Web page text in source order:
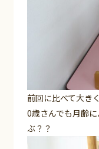
前回に比べて大き
0歳さんでも月齢
ぶ？？